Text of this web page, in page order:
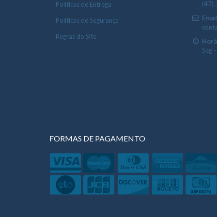
Políticas de Entrega
Políticas de Segurança
Regras do Site
(47)
Seg
FORMAS DE PAGAMENTO